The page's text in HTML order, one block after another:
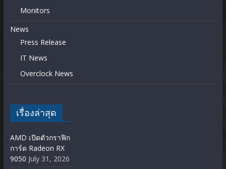
Monitors
News
Press Release
IT News
Overclock News
เรื่องล่าสุด
AMD เปิดตัวกราฟิก
การ์ด Radeon RX
9050 July 31, 2026